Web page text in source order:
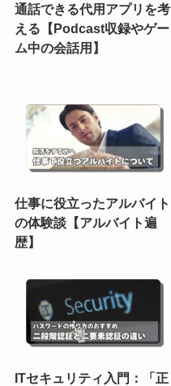
通話できる代用アプリを考
える【Podcast収録やゲー
ム中の会話用】
仕事に役立ったアルバイト
の体験談【アルバイト遍
歴】
ITセキュリティ入門：「正